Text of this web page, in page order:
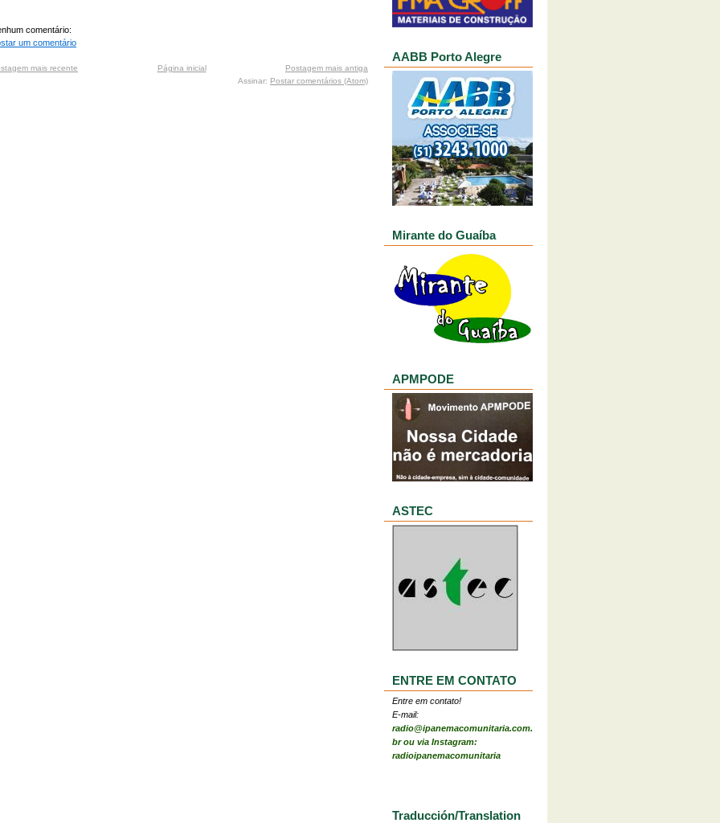
comentário:
um comentário
mais recente Postagem mais antiga
Página inicial
Assinar: Postar comentários (Atom)
AABB Porto Alegre
Mirante do Guaíba
APMPODE
ASTEC
ENTRE EM CONTATO
Entre em contato!
E-mail:
radio@ipanemacomunitaria.com.
br ou via Instagram:
radioipanemacomunitaria
Traducción/Translation